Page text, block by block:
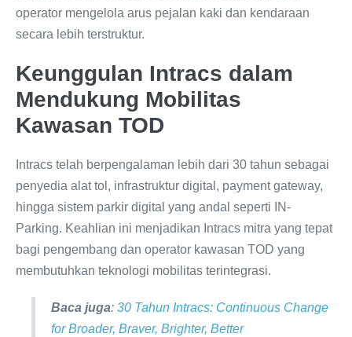
operator mengelola arus pejalan kaki dan kendaraan
secara lebih terstruktur.
Keunggulan Intracs dalam
Mendukung Mobilitas
Kawasan TOD
Intracs telah berpengalaman lebih dari 30 tahun sebagai
penyedia alat tol, infrastruktur digital, payment gateway,
hingga sistem parkir digital yang andal seperti IN-
Parking. Keahlian ini menjadikan Intracs mitra yang tepat
bagi pengembang dan operator kawasan TOD yang
membutuhkan teknologi mobilitas terintegrasi.
Baca juga: 30 Tahun Intracs: Continuous Change
for Broader, Braver, Brighter, Better